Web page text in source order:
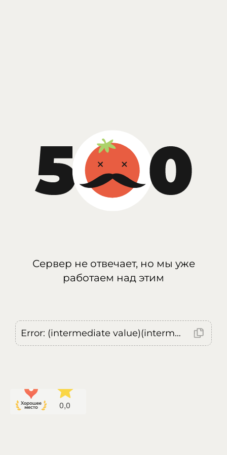
Сервер не отвечает, но мы уже
работаем над этим
Error: (intermediate value)(intermediate value)(intermediate value).replaceAll is not a function